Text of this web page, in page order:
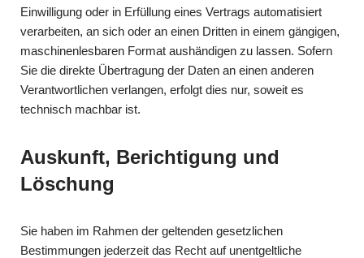
Einwilligung oder in Erfüllung eines Vertrags automatisiert
verarbeiten, an sich oder an einen Dritten in einem gängigen,
maschinenlesbaren Format aushändigen zu lassen. Sofern
Sie die direkte Übertragung der Daten an einen anderen
Verantwortlichen verlangen, erfolgt dies nur, soweit es
technisch machbar ist.
Auskunft, Berichtigung und
Löschung
Sie haben im Rahmen der geltenden gesetzlichen
Bestimmungen jederzeit das Recht auf unentgeltliche